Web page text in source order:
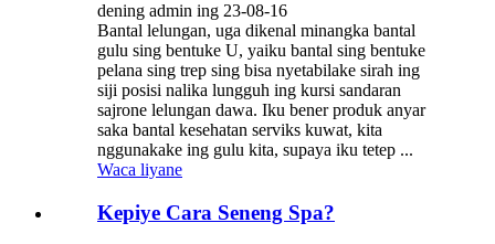
dening admin ing 23-08-16
Bantal lelungan, uga dikenal minangka bantal
gulu sing bentuke U, yaiku bantal sing bentuke
pelana sing trep sing bisa nyetabilake sirah ing
siji posisi nalika lungguh ing kursi sandaran
sajrone lelungan dawa. Iku bener produk anyar
saka bantal kesehatan serviks kuwat, kita
nggunakake ing gulu kita, supaya iku tetep ...
Waca liyane
Kepiye Cara Seneng Spa?